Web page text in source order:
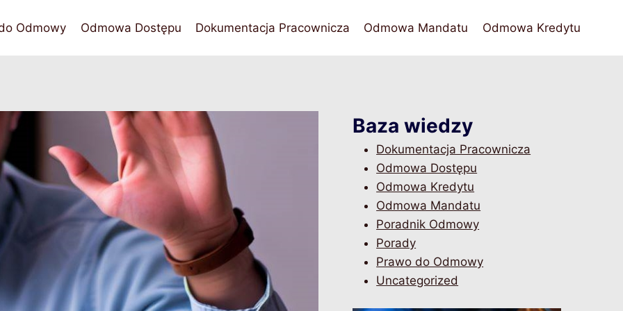
Odmowy Odmowa Dostępu Dokumentacja Pracownicza Odmowa Mandatu Odmowa Kredytu
Baza wiedzy
Dokumentacja Pracownicza
Odmowa Dostępu
Odmowa Kredytu
Odmowa Mandatu
Poradnik Odmowy
Porady
Prawo do Odmowy
Uncategorized